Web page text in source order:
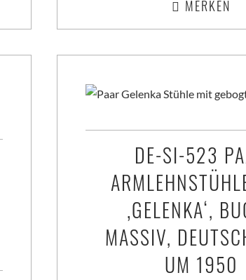
MERKEN
DE-SI-523
‚GELENKA‘,
MASSIV,
UM 1950